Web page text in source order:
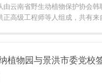
由云南省野生动植物保护协会
正高级工程师等人组成，共有来
植物园与景洪市委党校